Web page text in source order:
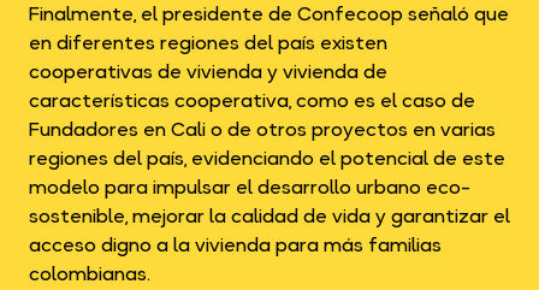
Finalmente, el presidente de Confecoop señaló que
en diferentes regiones del país existen
cooperativas de vivienda y vivienda de
características cooperativa, como es el caso de
Fundadores en Cali o de otros proyectos en varias
regiones del país, evidenciando el potencial de este
modelo para impulsar el desarrollo urbano eco-
sostenible, mejorar la calidad de vida y garantizar el
acceso digno a la vivienda para más familias
colombianas.